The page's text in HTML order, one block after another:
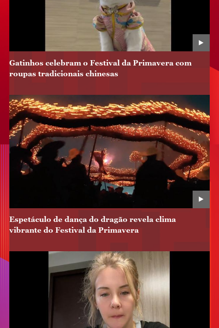
Gatinhos celebram o Festival da Primavera com
roupas tradicionais chinesas
Espetáculo de dança do dragão revela clima
vibrante do Festival da Primavera